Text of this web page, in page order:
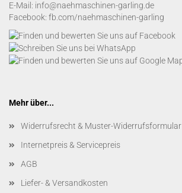
E-Mail: info@naehmaschinen-garling.de
Facebook: fb.com/naehmaschinen-garling
Mehr über...
Widerrufsrecht & Muster-Widerrufsformular
Internetpreis & Servicepreis
AGB
Liefer- & Versandkosten